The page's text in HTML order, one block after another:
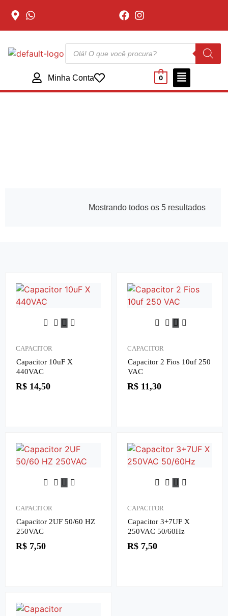
Minha Conta 0
Mostrando todos os 5 resultados
CAPACITOR
Capacitor 10uF X
440VAC
R$ 14,50
CAPACITOR
Capacitor 2 Fios 10uf 250
VAC
R$ 11,30
CAPACITOR
Capacitor 2UF 50/60 HZ
250VAC
R$ 7,50
CAPACITOR
Capacitor 3+7UF X
250VAC 50/60Hz
R$ 7,50